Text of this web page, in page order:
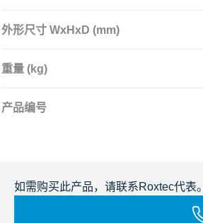
外形尺寸 WxHxD (mm)
重量 (kg)
产品编号
如需购买此产品，请联系Roxtec代表。